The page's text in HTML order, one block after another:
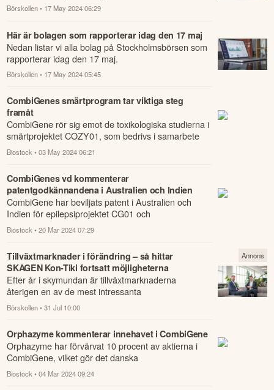
Börskollen • 17 May 2024 06:29
Här är bolagen som rapporterar idag den 17 maj
Nedan listar vi alla bolag på Stockholmsbörsen som
rapporterar idag den 17 maj.
Börskollen • 17 May 2024 05:45
CombiGenes smärtprogram tar viktiga steg
framåt
CombiGene rör sig emot de toxikologiska studierna i
smärtprojektet COZY01, som bedrivs i samarbete
med det danska bioteknikbolaget Zyneyro.
Biostock • 03 May 2024 06:21
CombiGenes vd kommenterar
patentgodkännandena i Australien och Indien
CombiGene har beviljats patent i Australien och
Indien för epilepsiprojektet CG01 och
invändningstiden passerades nyligen.
Biostock • 20 Mar 2024 07:29
Tillväxtmarknader i förändring – så hittar
SKAGEN Kon-Tiki fortsatt möjligheterna
Efter år i skymundan är tillväxtmarknaderna
återigen en av de mest intressanta
investeringsmiljöerna.
Börskollen • 31 Jul 10:00
Annons
Orphazyme kommenterar innehavet i CombiGene
Orphazyme har förvärvat 10 procent av aktierna i
CombiGene, vilket gör det danska
investmentbolaget till en av de största aktieägarna.
Biostock • 04 Mar 2024 09:24